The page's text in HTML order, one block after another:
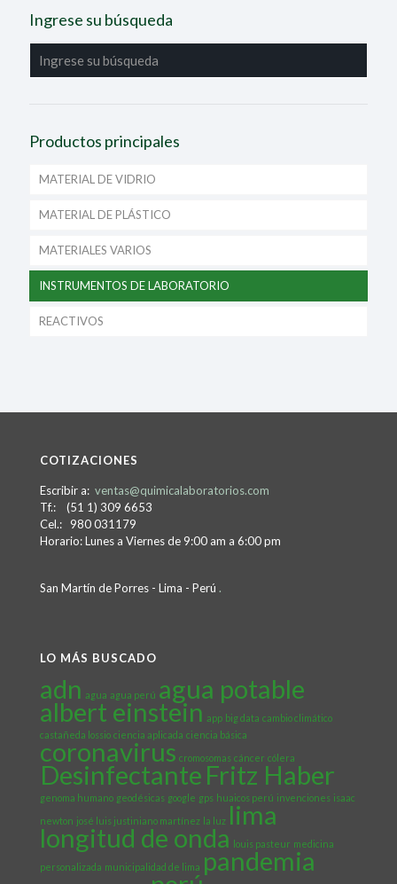
Ingrese su búsqueda
Productos principales
MATERIAL DE VIDRIO
MATERIAL DE PLÁSTICO
MATERIALES VARIOS
INSTRUMENTOS DE LABORATORIO
REACTIVOS
COTIZACIONES
Escribir a: ventas@quimicalaboratorios.com
Tf.: (51 1) 309 6653
Cel.: 980 031179
Horario: Lunes a Viernes de 9:00 am a 6:00 pm
San Martín de Porres - Lima - Perú .
LO MÁS BUSCADO
adn agua agua perú agua potable
albert einstein app big data cambio climático
castañeda lossio ciencia aplicada ciencia básica
coronavirus cromosomas cáncer cólera
Desinfectante Fritz Haber
genoma humano geodésicas google gps huaicos perú invenciones isaac
newton josé luis justiniano martínez la luz lima
longitud de onda louis pasteur medicina
personalizada municipalidad de lima pandemia